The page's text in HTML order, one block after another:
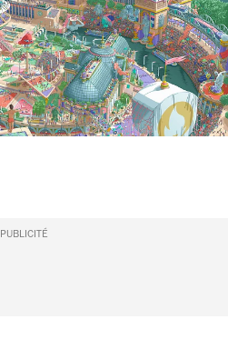
PUBLICITÉ